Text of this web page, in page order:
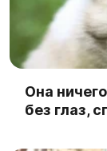
Она
без глаз,